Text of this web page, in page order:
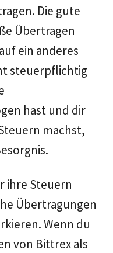
Die gute
Übertragen
ein anderes
steuerpflichtig
hast und dir
machst,
ihre Steuern
Übertragungen
Wenn du
von Bittrex als